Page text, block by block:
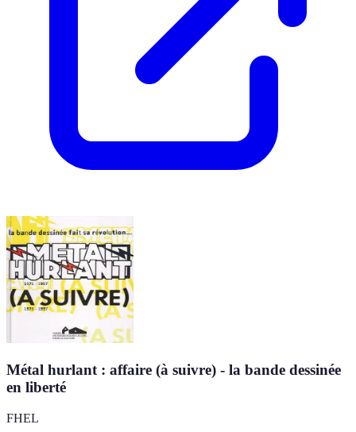
Métal hurlant : affaire (à suivre) - la bande dessinée
en liberté
FHEL